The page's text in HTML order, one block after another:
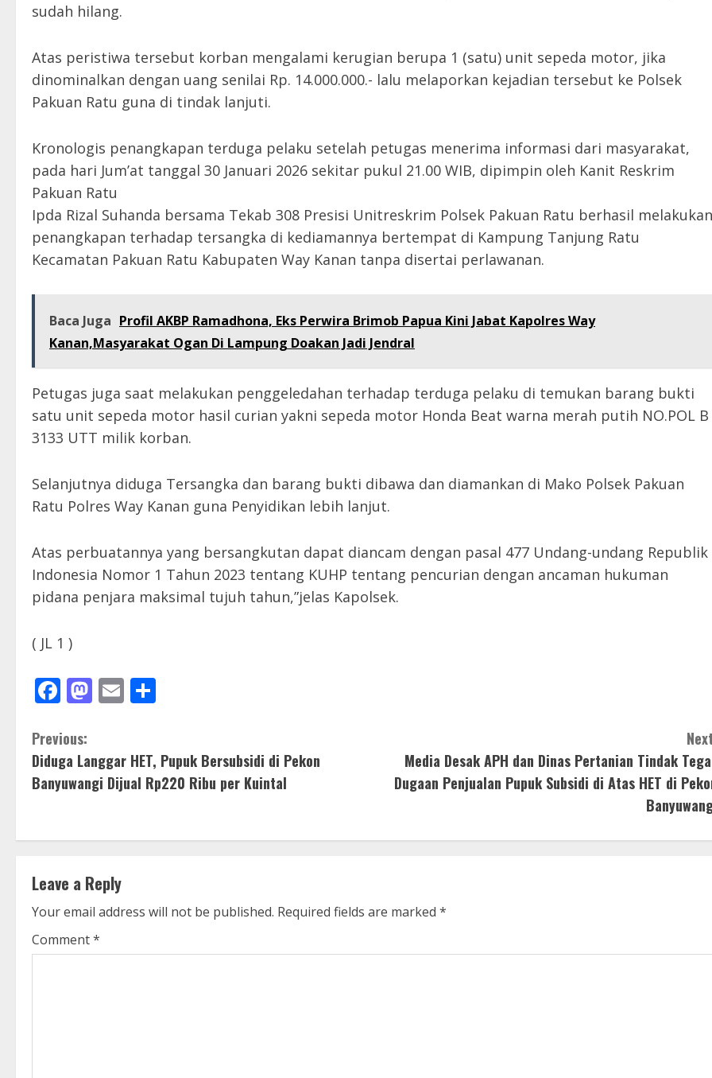
sudah hilang.
Atas peristiwa tersebut korban mengalami kerugian berupa 1 (satu) unit sepeda motor, jika
dinominalkan dengan uang senilai Rp. 14.000.000.- lalu melaporkan kejadian tersebut ke Polsek
Pakuan Ratu guna di tindak lanjuti.
Kronologis penangkapan terduga pelaku setelah petugas menerima informasi dari masyarakat,
pada hari Jum’at tanggal 30 Januari 2026 sekitar pukul 21.00 WIB, dipimpin oleh Kanit Reskrim
Pakuan Ratu
Ipda Rizal Suhanda bersama Tekab 308 Presisi Unitreskrim Polsek Pakuan Ratu berhasil melakukan
penangkapan terhadap tersangka di kediamannya bertempat di Kampung Tanjung Ratu
Kecamatan Pakuan Ratu Kabupaten Way Kanan tanpa disertai perlawanan.
Baca Juga Profil AKBP Ramadhona, Eks Perwira Brimob Papua Kini Jabat Kapolres Way
Kanan,Masyarakat Ogan Di Lampung Doakan Jadi Jendral
Petugas juga saat melakukan penggeledahan terhadap terduga pelaku di temukan barang bukti
satu unit sepeda motor hasil curian yakni sepeda motor Honda Beat warna merah putih NO.POL B
3133 UTT milik korban.
Selanjutnya diduga Tersangka dan barang bukti dibawa dan diamankan di Mako Polsek Pakuan
Ratu Polres Way Kanan guna Penyidikan lebih lanjut.
Atas perbuatannya yang bersangkutan dapat diancam dengan pasal 477 Undang-undang Republik
Indonesia Nomor 1 Tahun 2023 tentang KUHP tentang pencurian dengan ancaman hukuman
pidana penjara maksimal tujuh tahun,”jelas Kapolsek.
( JL 1 )
Facebook
Mastodon
Email
C
o
t
i
n
u
Previous:
Diduga Langgar HET, Pupuk Bersubsidi di Pekon
Banyuwangi Dijual Rp220 Ribu per Kuintal
Media Desak APH dan Dinas Pertanian Tindak
Dugaan Penjualan Pupuk Subsidi di Atas HET di
Leave a Reply
Your email address will not be published. Required fields are marked *
Comment*